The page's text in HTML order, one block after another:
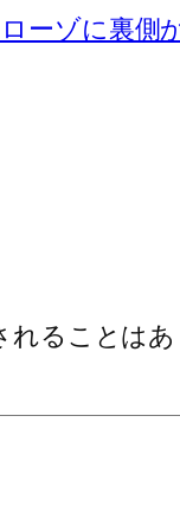
ーゾに裏側
れることは